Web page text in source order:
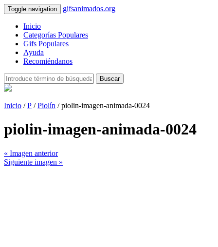
Toggle navigation gifsanimados.org
Inicio
Categorías Populares
Gifs Populares
Ayuda
Recomiéndanos
Buscar
Inicio /P /Piolín / piolin-imagen-animada-0024
piolin-imagen-animada-0024
« Imagen anterior
Siguiente imagen »